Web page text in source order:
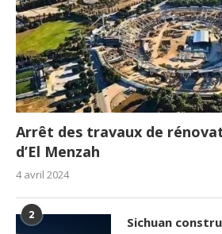
Arrêt des travaux de
d’El Menzah
4 avril 2024
2
Sichuan